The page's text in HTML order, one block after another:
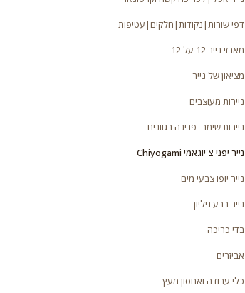
דפי שורות|נקודות|חלקים|עטיפות
מארזי נייר 12 על 12
מציאון של נייר
ניירות מעוצבים
ניירות שימר- פנינה בגוונים
נייר יפני צ'יוגאמי Chiyogami
נייר יופו צבעי מים
נייר רבע גיליון
בדי כריכה
אביזרים
כלי עבודה ואחסון מעץ